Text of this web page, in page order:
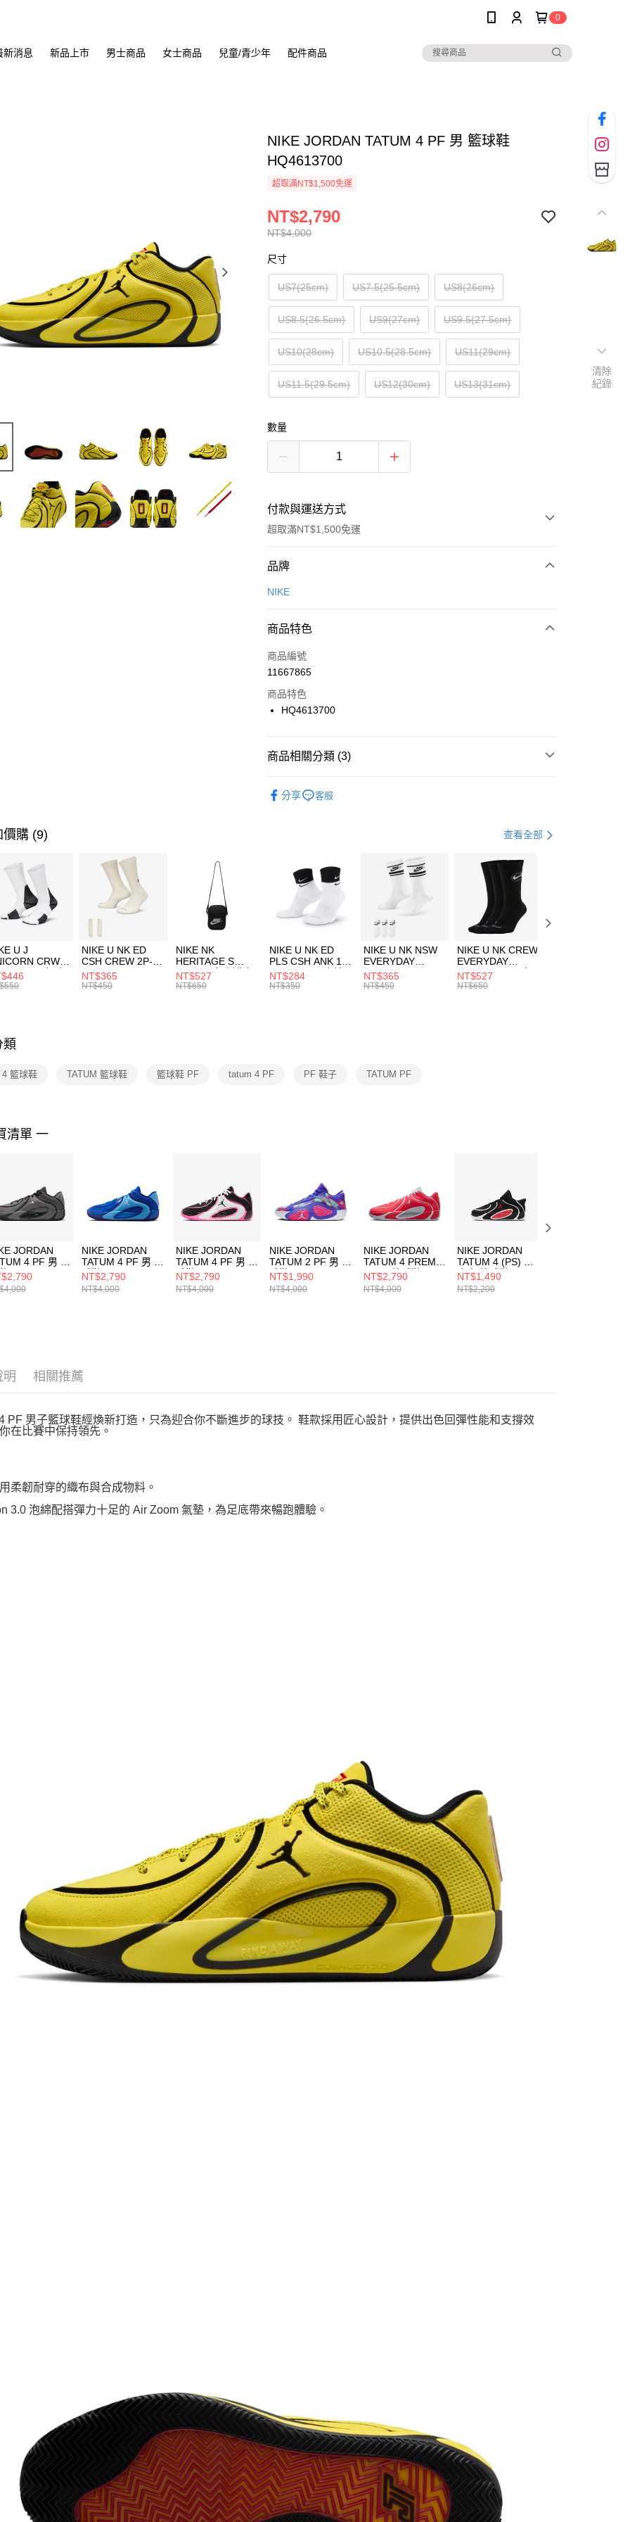
0
新消息 新品上市 男士商品 女士商品 兒童/青少年 配件商品
NIKE JORDAN TATUM 4 PF 男 籃球鞋
HQ4613700
超取滿NT$1,500免運
NT$4,000
NT$2,790
尺寸
US7(25cm) US7.5(25.5cm) US8(26cm)
US8.5(26.5cm) US9(27cm) US9.5(27.5cm)
US10(28cm) US10.5(28.5cm) US11(29cm)
US11.5(29.5cm) US12(30cm) US13(31cm)
數量
付款與運送方式
超取滿NT$1,500免運
付款方式
信用卡一次付款
合作金庫商業銀行
華南商業銀行
上海商業儲蓄銀行
國泰世華商業銀行
聯邦商業銀行
台新國際商業銀行
LINE Pay
Apple Pay
悠遊付
【關於「AFTEE先享後付」】
３．安心：先確認商品／服務後，再付款。
【「AFTEE先享後付」結帳流程】
１．於結帳方式選擇「AFTEE先享後付」後，將跳轉至「AFTEE先享後
付」結帳頁面，進行簡訊認證並確認金額後，即可完成結帳。
２．訂單成立數日內，您將收到繳費通知簡訊。
３．收到繳費通知簡訊後14天內，點擊此簡訊中的連結，可透過四大超商
／ATM／網路銀行／等多元方式進行付款，方視為交易完成。
※ 請注意：結帳手續完成當下不需立刻繳費，但若您需要取消訂單，請聯
絡購買商品的店家。未經商家同意取消之訂單仍視為有效，需透過AFTEE
先享後付繳納相關費用。
１．透過由恩沛科技股份有限公司提供之「AFTEE先享後付」服務完成之
交易，需依本服務之必要範圍內提供個人資料，並將交易相關給付款項請
即時審查核予不同之上限額度；若仍有額度不足之情形，本公司將視審查
結果請求用戶進行身份認證。
５．嚴禁一人註冊多個帳號或使用他人資訊註冊。若發現惡意使用之情
形，恩沛科技股份有限公司將有權停止該用戶之使用額度並採取法律行
每筆NT$100，滿NT$1,500(含以上)免運費
每筆NT$100，滿NT$1,500(含以上)免運費
付款後門市自取
每筆NT$100，滿NT$1,500(含以上)免運費
品牌
NIKE
商品特色
商品編號
11667865
商品特色
HQ4613700
商品相關分類 (3)
分享 客服
價購 (9) 查看全部
U J
CRW
-160 男女 中
FZ3393100
NIKE U NK ED
CSH CREW 2P-
144 EMBRDY 男
女 短統襪
NT$365
NT$450
NIKE NK
HERITAGE S
SMIT 男女 側背包
BA5871010
NT$527
NT$650
NIKE U NK ED
PLS CSH ANK 1P
144 DBL 男 中統
襪 DH4058104
NT$284
NT$350
NIKE U NK NSW
EVERYDAY
ESSENTIAL CR
男女 短統襪
NT$365
NT$450
NIKE U NK CREW
EVERYDAY
BBALL 3PR 男女
長統襪
NT$527
NT$650
類
籃球鞋 TATUM 籃球鞋 籃球鞋 PF tatum 4 PF PF 鞋子 TATUM PF
清單 一
JORDAN
4 PF 男 籃
HQ4613002
NIKE JORDAN
TATUM 4 PF 男 籃
球鞋 HQ4613401
NT$2,790
NT$4,000
NIKE JORDAN
TATUM 4 PF 男 籃
球鞋 HQ4613006
NT$2,790
NT$4,000
NIKE JORDAN
TATUM 2 PF 男 籃
球鞋 HF0268400
NT$1,990
NT$4,000
NIKE JORDAN
TATUM 4 PREM
PF 男 籃球鞋
IO5031600
NT$2,790
NT$4,000
NIKE JORDAN
TATUM 4 (PS) 中
大童 籃球鞋
HQ4610001
NT$1,490
NT$2,200
明 相關推薦
PF 男子籃球鞋經煥新打造，只為迎合你不斷進步的球技。 鞋款採用匠心設計，提供出色回彈性能和支撐效
在比賽中保持領先。
柔韌耐穿的織布與合成物料。
3.0 泡綿配搭彈力十足的 Air Zoom 氣墊，為足底帶來暢跑體驗。
清除
紀錄